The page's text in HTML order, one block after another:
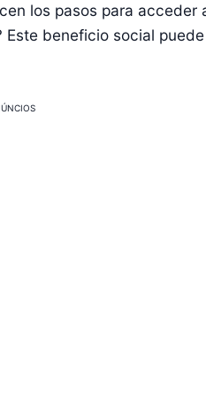
los pasos para acceder
Este beneficio social